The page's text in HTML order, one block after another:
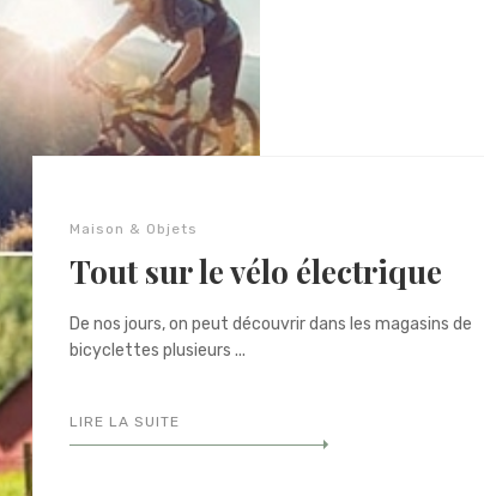
Maison & Objets
Tout sur le vélo électrique
De nos jours, on peut découvrir dans les magasins de
bicyclettes plusieurs ...
LIRE LA SUITE